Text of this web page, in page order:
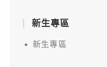
新生專區
新生專區